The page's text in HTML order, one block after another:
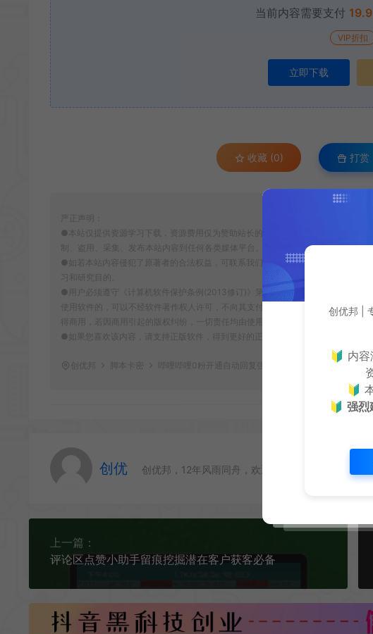
当前内容需要支付
VIP折扣
立即下载
收藏 (0) 打赏
严正声明：
●本站仅提供资源学习下载，资源费用仅为赞助站长的整理费，不代表资源自身价
制、盗用、采集、发布本站内容到任何各类媒体平台。
●如若本站内容侵犯了原著者的合法权益，可联系我们进行处理。本站提供的资源
习和研究目的。
●用户必须遵守《计算机软件保护条例(2013修订)》第十七条：为了学习和研究软
使用软件的，可以不经软件著作权人许可，不向其支付报酬。鉴于此条例，用户从
得商用，若因商用引起的版权纠纷，一切责任均由使用者自行承担，本平台所属公
●如果您喜欢该内容，请支持正版软件，得到更好的正版服务。侵删请致信E-mail
创优邦 脚本卡密 哔哩哔哩0粉开通自动回复强开 https://
创优 创优邦，12年风雨同舟，欢迎您一起缔造！
上一篇：
评论区点赞小助手留痕挖掘潜在客户获客必备
创优邦 |
🔰 内容
🔰
🔰 强烈